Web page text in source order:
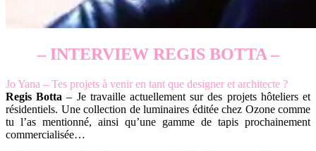
– INTERVIEW REGIS BOTTA –
Jo Yana – Tes projets à venir en tant que designer et architecte ?
Regis Botta – Je travaille actuellement sur des projets hôteliers et
résidentiels. Une collection de luminaires éditée chez Ozone comme
tu l’as mentionné, ainsi qu’une gamme de tapis prochainement
commercialisée…